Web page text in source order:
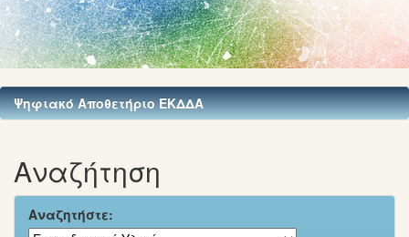
Ψηφιακό Αποθετήριο ΕΚΔΔΑ
Αναζήτηση
Αναζητήστε: